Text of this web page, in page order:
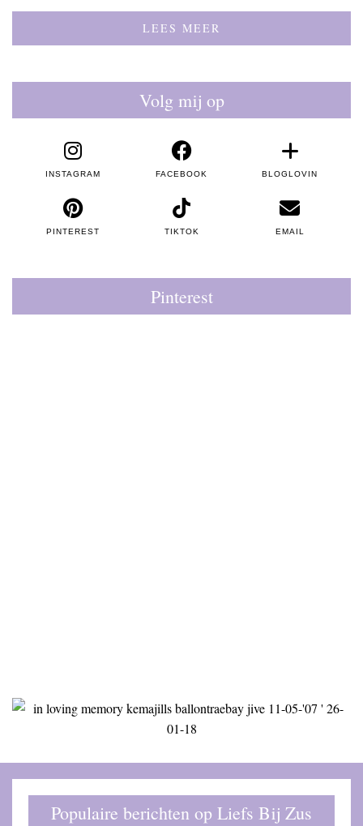
LEES MEER
Volg mij op
INSTAGRAM FACEBOOK BLOGLOVIN
PINTEREST TIKTOK EMAIL
Pinterest
Populaire berichten op Liefs Bij Zus